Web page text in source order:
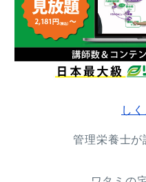
し
管理栄養士が